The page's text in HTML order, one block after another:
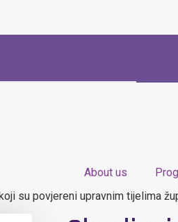
About us
su povjereni upravnim tijelima